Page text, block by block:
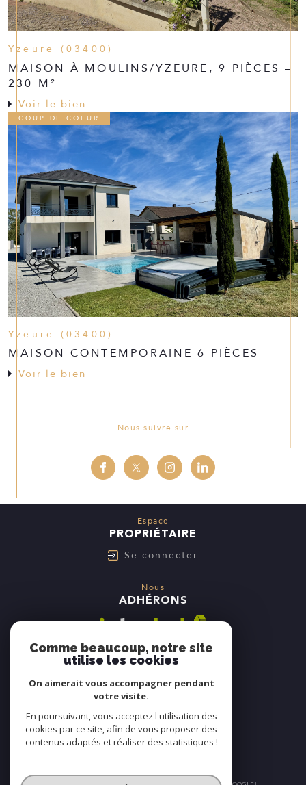
Yzeure (03400)
MAISON À MOULINS/YZEURE, 9 PIÈCES –
230 M²
Voir le bien
COUP DE COEUR
Yzeure (03400)
MAISON CONTEMPORAINE 6 PIÈCES
Voir le bien
Nous suivre sur
Espace
PROPRIÉTAIRE
Se connecter
Nous
ADHÉRONS
Comme beaucoup, notre site
utilise les cookies
On aimerait vous accompagner pendant
votre visite.
En poursuivant, vous acceptez l'utilisation des
cookies par ce site, afin de vous proposer des
contenus adaptés et réaliser des statistiques !